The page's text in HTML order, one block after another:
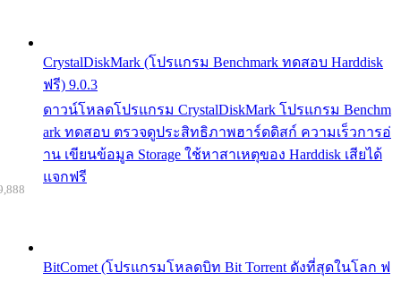
CrystalDiskMark (โปรแกรม Benchmark ทดสอบ Harddisk
ฟรี) 9.0.3
ดาวน์โหลดโปรแกรม CrystalDiskMark โปรแกรม Benchm
ark ทดสอบ ตรวจดูประสิทธิภาพฮาร์ดดิสก์ ความเร็วการอ่
าน เขียนข้อมูล Storage ใช้หาสาเหตุของ Harddisk เสียได้
แจกฟรี
BitComet (โปรแกรมโหลดบิท Bit Torrent ดังที่สุดในโลก ฟ